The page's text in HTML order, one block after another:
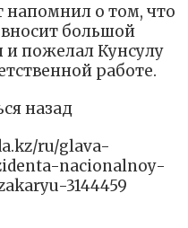
напомнил о том, что
большой
и пожелал Кунсулу
работе.
назад
ru/glava-
nacionalnoy-
3144459